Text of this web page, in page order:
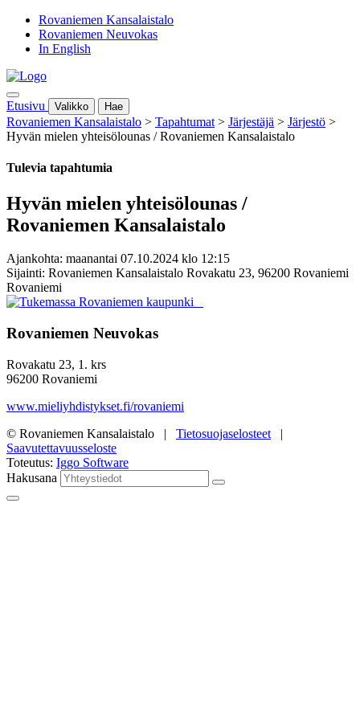
Rovaniemen Kansalaistalo
Rovaniemen Neuvokas
In English
Etusivu Valikko Hae
Rovaniemen Kansalaistalo > Tapahtumat > Järjestäjä > Järjestö >
Hyvän mielen yhteisölounas / Rovaniemen Kansalaistalo
Tulevia tapahtumia
Hyvän mielen yhteisölounas /
Rovaniemen Kansalaistalo
Ajankohta: maanantai 07.10.2024 klo 12:15
Sijainti: Rovaniemen Kansalaistalo Rovakatu 23, 96200 Rovaniemi
Rovaniemi
Rovaniemen Neuvokas
Rovakatu 23, 1. krs
96200 Rovaniemi
www.mieliyhdistykset.fi/rovaniemi
© Rovaniemen Kansalaistalo | Tietosuojaselosteet |
Saavutettavuusseloste
Toteutus: Iggo Software
Hakusana